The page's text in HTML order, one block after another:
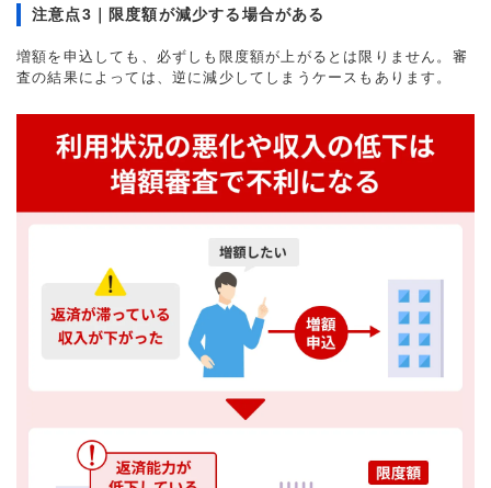
注意点3｜限度額が減少する場合がある
増額を申込しても、必ずしも限度額が上がるとは限りません。審
査の結果によっては、逆に減少してしまうケースもあります。